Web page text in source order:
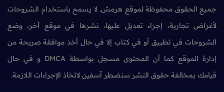
جميع الحقوق محفوظة لموقع هرمش. لا يسمح باستخدام الشروحات
لأغراض تجارية، إجراء تعديل عليها، نشرها في موقع آخر، وضع
الشروحات في تطبيق أو في كتاب إلا في حال أخذ موافقة صريحة من
إدارة الموقع كما أن المحتوى مسجل بواسطة DMCA و في حال
قيامك بمخالفة حقوق النشر سنضطر آسفين لاتخاذ الإجراءات اللازمة.